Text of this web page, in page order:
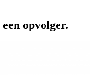
opvolger.